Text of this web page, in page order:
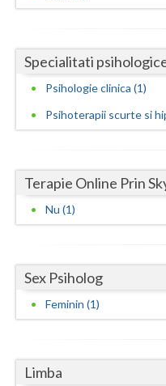
Mehedinti
Neamt
Prahova
Salaj
Satu-Mare
Suceava
Teleorman
Tulcea
Specialitati
Psihologie clinica (1)
Psihoterapii scurte si
Terapie Online Prin
Nu (1)
Sex Psiholog
Feminin (1)
Limba